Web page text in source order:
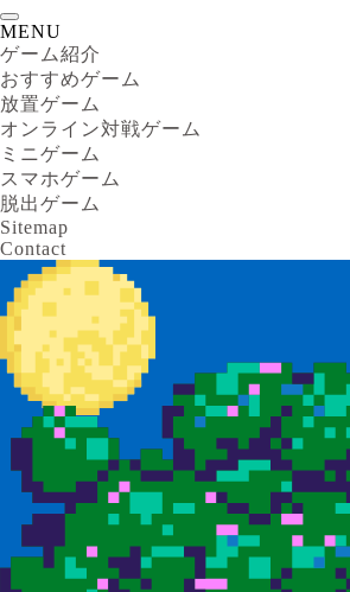
MENU
ゲーム紹介
おすすめゲーム
放置ゲーム
オンライン対戦ゲーム
ミニゲーム
スマホゲーム
脱出ゲーム
Sitemap
Contact